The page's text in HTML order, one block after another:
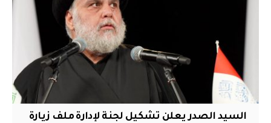
السيد الصدر يعلن تشكيل لجنة لإدارة ملف زيارة